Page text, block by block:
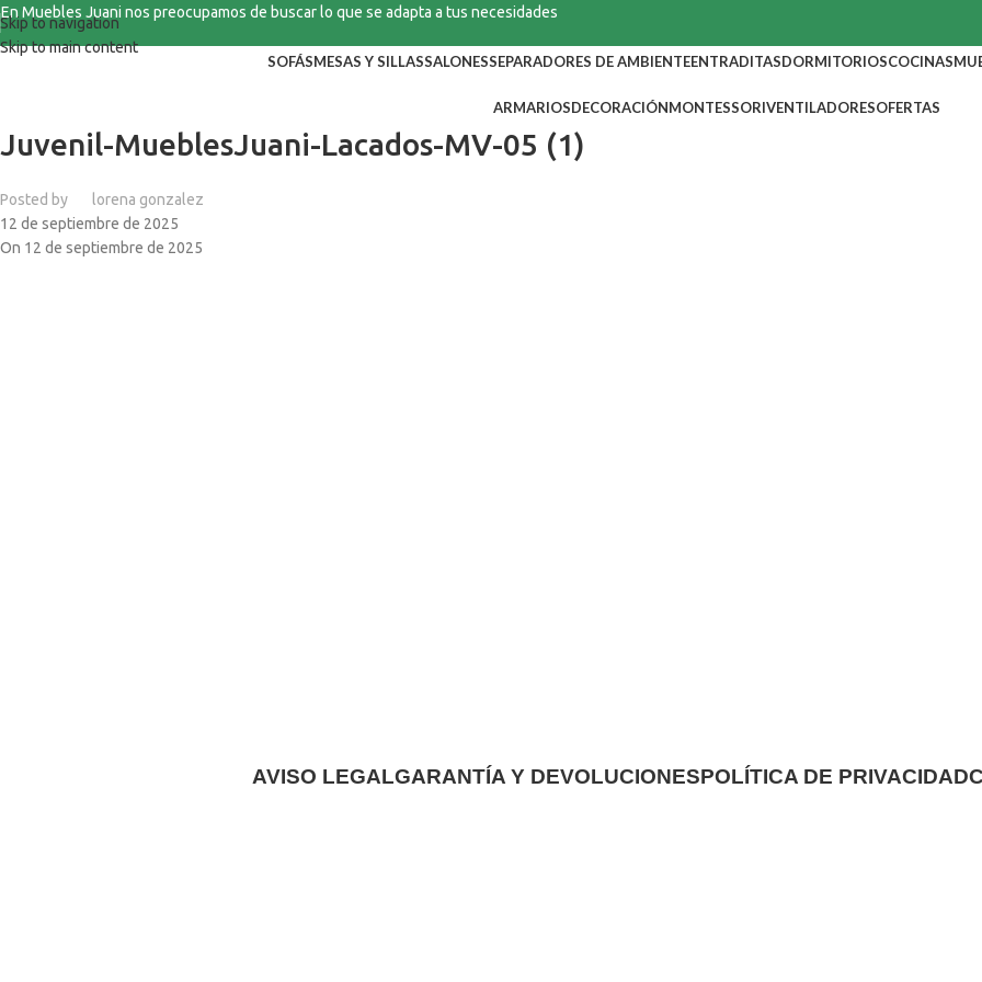
Skip to navigation
Skip to main content
En Muebles Juani nos preocupamos de buscar lo que se adapta a tus necesidades
SOFÁSMESAS Y SILLASSALONESSEPARADORES DE AMBIENTEENTRADITASDORMITORIOSCOCINAS
ARMARIOSDECORACIÓNMONTESSORIVENTILADORESOFERTAS
Juvenil-MueblesJuani-Lacados-MV-05 (1)
Posted by
lorena gonzalez
12 de septiembre de 2025
On 12 de septiembre de 2025
AVISO LEGALGARANTÍA Y DEVOLUCIONESPOLÍTICA DE PRIVACIDAD